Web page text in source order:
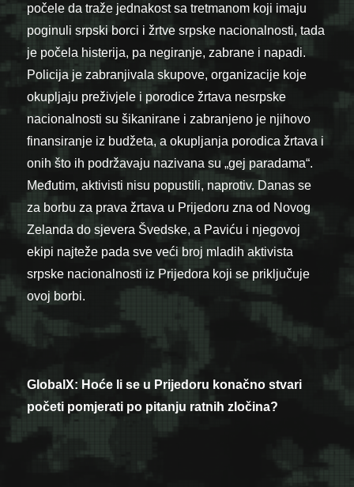
počele da traže jednakost sa tretmanom koji imaju
poginuli srpski borci i žrtve srpske nacionalnosti, tada
je počela histerija, pa negiranje, zabrane i napadi.
Policija je zabranjivala skupove, organizacije koje
okupljaju preživjele i porodice žrtava nesrpske
nacionalnosti su šikanirane i zabranjeno je njihovo
finansiranje iz budžeta, a okupljanja porodica žrtava i
onih što ih podržavaju nazivana su „gej paradama“.
Međutim, aktivisti nisu popustili, naprotiv. Danas se
za borbu za prava žrtava u Prijedoru zna od Novog
Zelanda do sjevera Švedske, a Paviću i njegovoj
ekipi najteže pada sve veći broj mladih aktivista
srpske nacionalnosti iz Prijedora koji se priključuje
ovoj borbi.
GlobalX: Hoće li se u Prijedoru konačno stvari
početi pomjerati po pitanju ratnih zločina?